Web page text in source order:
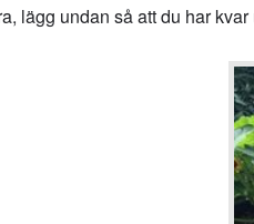
lägg undan så att du har